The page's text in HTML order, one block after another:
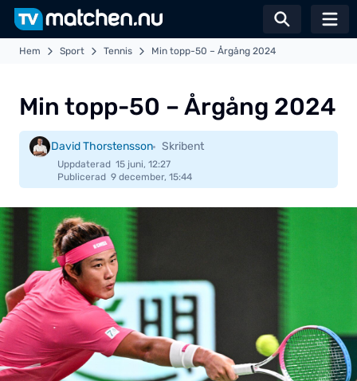
Växla
Hem Sport Tennis Min topp-50 – Årgång 2024
Min topp-50 – Årgång 2024
David Thorstensson Skribent
Uppdaterad 15 juni, 12:27
Publicerad 9 december, 15:44